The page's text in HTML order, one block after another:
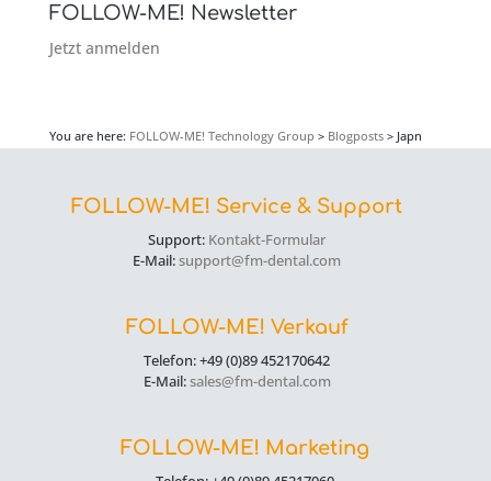
FOLLOW-ME! Newsletter
Jetzt anmelden
You are here: FOLLOW-ME! Technology Group > Blogposts> Japn
FOLLOW-ME! Service & Support
Support: Kontakt-Formular
E-Mail:support@fm-dental.com
FOLLOW-ME! Verkauf
Telefon: +49 (0)89 452170642
E-Mail:sales@fm-dental.com
FOLLOW-ME! Marketing